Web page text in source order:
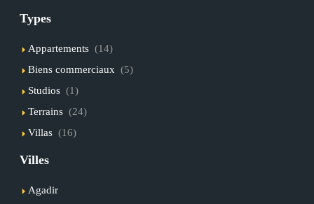
Types
Appartements (14)
Biens commerciaux (5)
Studios (1)
Terrains (24)
Villas (16)
Villes
Agadir